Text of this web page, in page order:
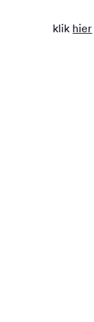
klik hier